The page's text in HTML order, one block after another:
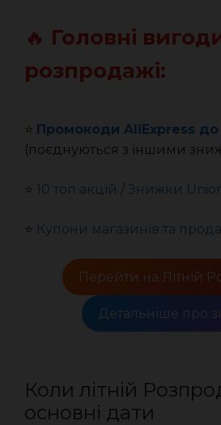
🔥 Головні
розпродажі:
⭐️ Промокоди AliExpress до
(поєднуються з іншими
⭐️ 10 топ акцій / Знижки
⭐️ Купони магазинів та
Перейти на Літній
Детальніше про
Коли літній
основні дати